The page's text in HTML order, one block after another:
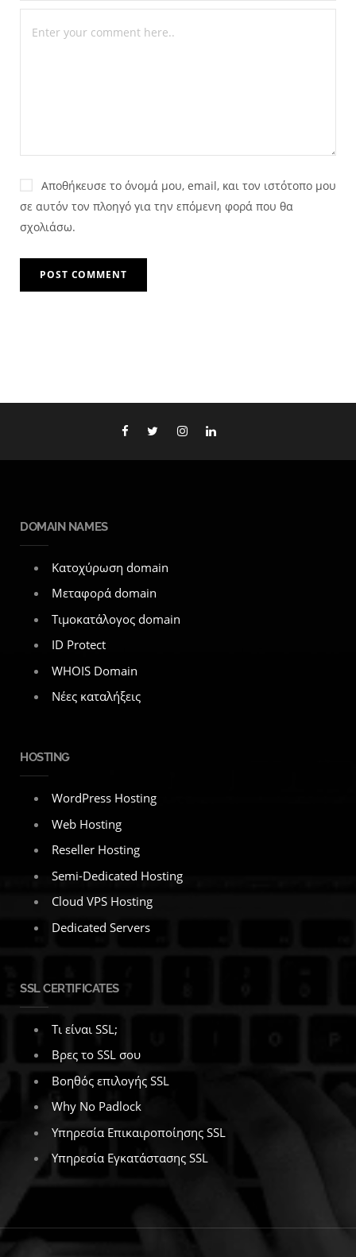
Αποθήκευσε το όνομά μου, email, και τον ιστότοπο μου
σε αυτόν τον πλοηγό για την επόμενη φορά που θα
σχολιάσω.
DOMAIN NAMES
Κατοχύρωση domain
Μεταφορά domain
Τιμοκατάλογος domain
ID Protect
WHOIS Domain
Νέες καταλήξεις
HOSTING
WordPress Hosting
Web Hosting
Reseller Hosting
Semi-Dedicated Hosting
Cloud VPS Hosting
Dedicated Servers
SSL CERTIFICATES
Τι είναι SSL;
Βρες το SSL σου
Βοηθός επιλογής SSL
Why No Padlock
Υπηρεσία Επικαιροποίησης SSL
Υπηρεσία Εγκατάστασης SSL